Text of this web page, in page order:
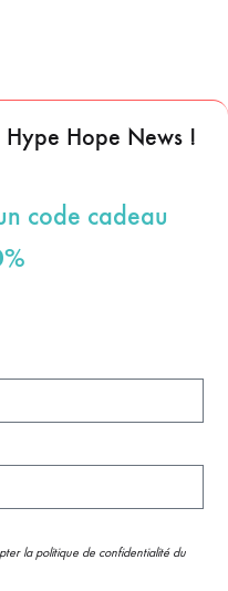
Hope News !
code cadeau
la politique de confidentialité du